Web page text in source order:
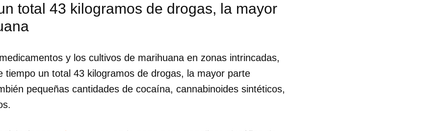
total 43 kilogramos de drogas, la mayor
y los cultivos de marihuana en zonas intrincadas,
tiempo un total 43 kilogramos de drogas, la mayor parte
pequeñas cantidades de cocaína, cannabinoides sintéticos,